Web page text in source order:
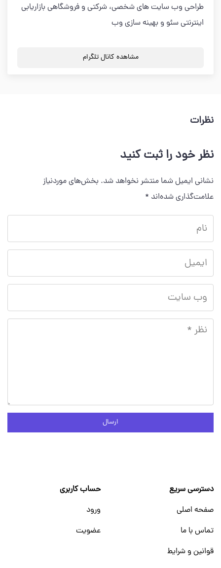
طراحی وب سایت های شخصی، شرکتی و فروشگاهی بازاریابی
اینترنتی سئو و بهینه سازی وب
مشاهده کانال تلگرام
نظرات
نظر خود را ثبت کنید
نشانی ایمیل شما منتشر نخواهد شد. بخش‌های موردنیاز
علامت‌گذاری شده‌اند *
ارسال
دسترسی سریع
صفحه اصلی
تماس با ما
قوانین و شرایط
حساب کاربری
ورود
عضویت